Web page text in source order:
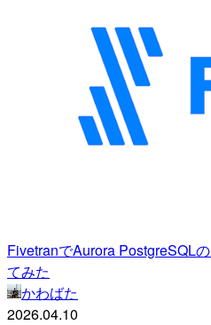
FivetranでAurora PostgreSQL
てみた
かわばた
2026.04.10